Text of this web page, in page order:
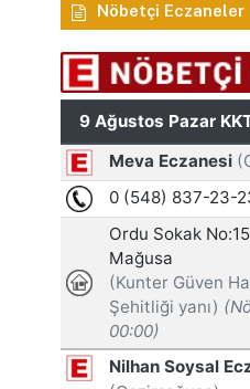
Nöbetçi Eczaneler